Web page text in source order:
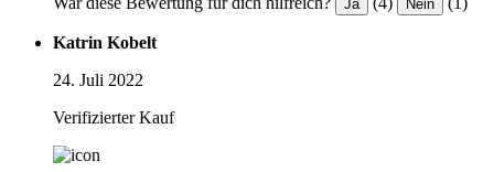
Ja Nein
Katrin Kobelt
24. Juli 2022
Verifizierter Kauf